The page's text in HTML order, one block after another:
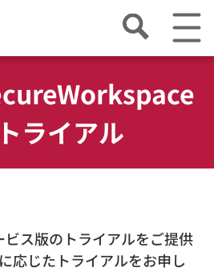
ライアル
ス版のトライアルをご提供
応じたトライアルをお申し